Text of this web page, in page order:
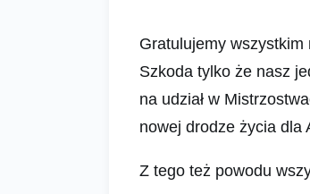
Gratulujemy wszystkim
Szkoda tylko że nasz
na udział w
nowej drodze życia dla
Z tego też powodu